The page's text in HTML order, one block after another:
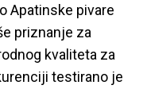
Apatinske pivare
priznanje za
kvaliteta za
testirano je